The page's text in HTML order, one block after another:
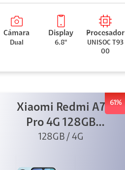
Cámara
Dual
Display
6.8"
Procesador
UNISOC T93
00
61%
Xiaomi Redmi A7
Pro 4G 128GB
Azul + Cargador
128GB / 4G